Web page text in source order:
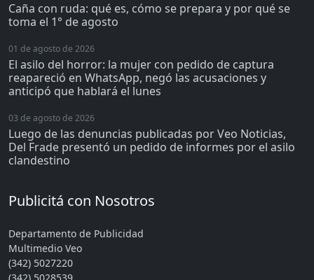
Caña con ruda: qué es, cómo se prepara y por qué se
toma el 1° de agosto
01 de agosto de 2026
El asilo del horror: la mujer con pedido de captura
reapareció en WhatsApp, negó las acusaciones y
anticipó que hablará el lunes
03 de agosto de 2026
Luego de las denuncias publicadas por Veo Noticias,
Del Frade presentó un pedido de informes por el asilo
clandestino
Publicitá con Nosotros
Departamento de Publicidad
Multimedio Veo
(342) 5027220